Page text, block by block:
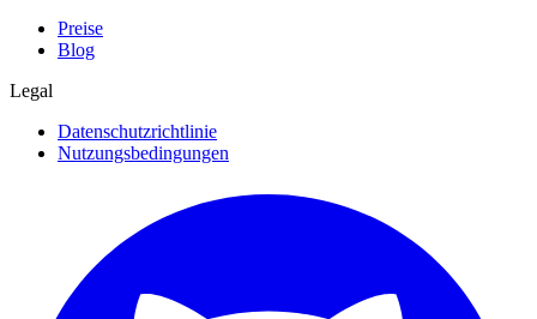
Preise
Blog
Legal
Datenschutzrichtlinie
Nutzungsbedingungen